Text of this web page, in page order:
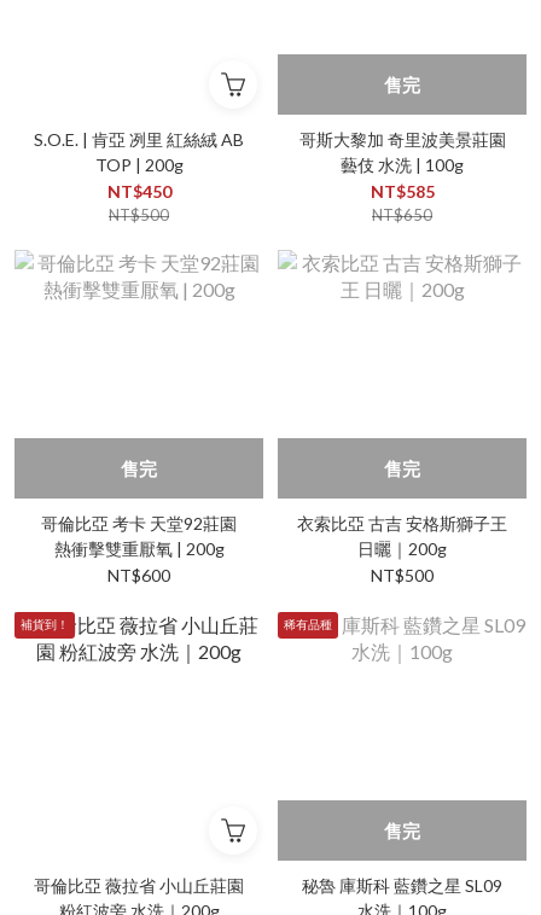
S.O.E. | 肯亞 冽里 紅絲絨 AB
TOP | 200g
NT$450
NT$500
售完
哥斯大黎加 奇里波美景莊園
藝伎 水洗 | 100g
NT$585
NT$650
售完
哥倫比亞 考卡 天堂92莊園
熱衝擊雙重厭氧 | 200g
NT$600
售完
衣索比亞 古吉 安格斯獅子王
日曬｜200g
NT$500
補貨到！
哥倫比亞 薇拉省 小山丘莊園
稀有品種
售完
秘魯 庫斯科 藍鑽之星 SL09